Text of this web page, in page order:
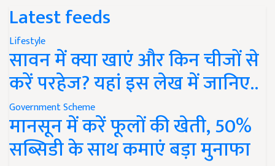
Latest feeds
Lifestyle
सावन में क्या खाएं और किन चीजों से
करें परहेज? यहां इस लेख में जानिए..
Government Scheme
मानसून में करें फूलों की खेती, 50%
सब्सिडी के साथ कमाएं बड़ा मुनाफा